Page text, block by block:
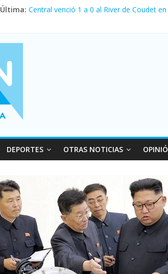
Última: Central venció 1 a 0 al River de Coudet
Vacaciones de invierno con más
Fuerte caída de la venta de autos
DEPORTES OTRAS NOTICIAS